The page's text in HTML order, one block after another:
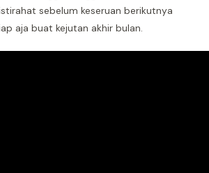
sebelum keseruan berikutnya
aja buat kejutan akhir bulan.